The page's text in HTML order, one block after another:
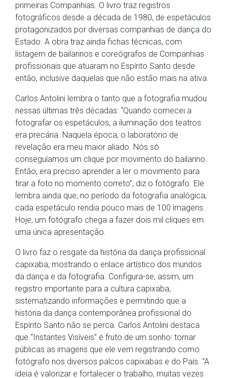
primeiras Companhias. O livro traz registros
fotográficos desde a década de 1980, de espetáculos
protagonizados por diversas companhias de dança do
Estado. A obra traz ainda fichas técnicas, com
listagem de bailarinos e coreógrafos de Companhias
profissionais que atuaram no Espírito Santo desde
então, inclusive daquelas que não estão mais na ativa.
Carlos Antolini lembra o tanto que a fotografia mudou
nessas últimas três décadas: “Quando comecei a
fotografar os espetáculos, a iluminação dos teatros
era precária. Naquela época, o laboratório de
revelação era meu maior aliado. Nós só
conseguíamos um clique por movimento do bailarino.
Então, era preciso aprender a ler o movimento para
tirar a foto no momento correto”, diz o fotógrafo. Ele
lembra ainda que, no período da fotografia analógica,
cada espetáculo rendia pouco mais de 100 imagens.
Hoje, um fotógrafo chega a fazer dois mil cliques em
uma única apresentação.
O livro faz o resgate da história da dança profissional
capixaba, mostrando o enlace artístico dos mundos
da dança e da fotografia. Configura-se, assim, um
registro importante para a cultura capixaba,
sistematizando informações e permitindo que a
história da dança contemporânea profissional do
Espírito Santo não se perca. Carlos Antolini destaca
que “Instantes Visíveis” é fruto de um sonho: tornar
públicas as imagens que ele vem registrando como
fotógrafo nos diversos palcos capixabas e do País. “A
ideia é valorizar e fortalecer o trabalho, muitas vezes